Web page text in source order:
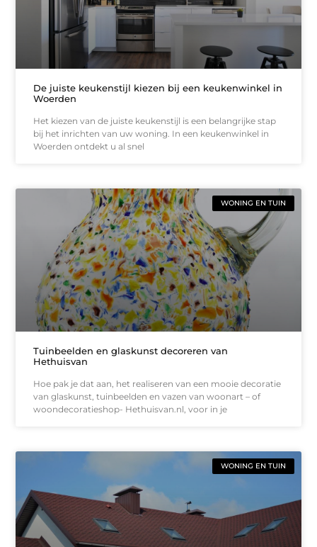
De juiste keukenstijl kiezen bij een keukenwinkel in
Woerden
Het kiezen van de juiste keukenstijl is een belangrijke stap
bij het inrichten van uw woning. In een keukenwinkel in
Woerden ontdekt u al snel
WONING EN TUIN
Tuinbeelden en glaskunst decoreren van
Hethuisvan
Hoe pak je dat aan, het realiseren van een mooie decoratie
van glaskunst, tuinbeelden en vazen van woonart – of
woondecoratieshop- Hethuisvan.nl, voor in je
WONING EN TUIN